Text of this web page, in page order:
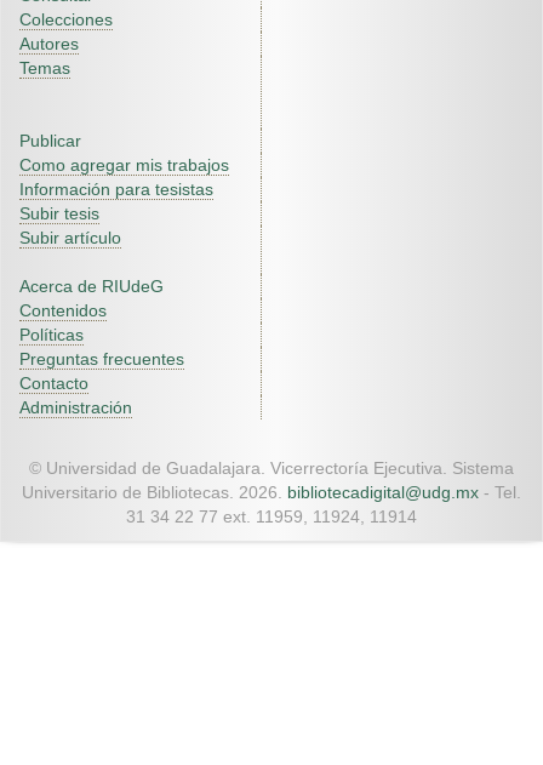
Colecciones
Autores
Temas
Publicar
Como agregar mis trabajos
Información para tesistas
Subir tesis
Subir artículo
Acerca de RIUdeG
Contenidos
Políticas
Preguntas frecuentes
Contacto
Administración
© Universidad de Guadalajara. Vicerrectoría Ejecutiva. Sistema
Universitario de Bibliotecas. 2026. bibliotecadigital@udg.mx - Tel.
31 34 22 77 ext. 11959, 11924, 11914